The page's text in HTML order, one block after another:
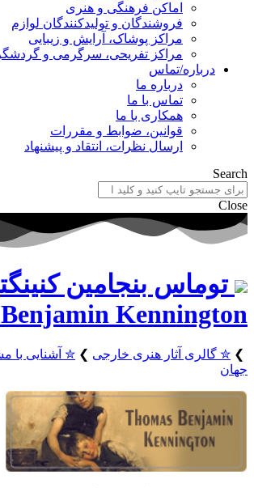
اماکن فرهنگی و هنری
فروشندگان و تولیدکنندگان لوازم
مراکز پوشاک، آرایش و زیبایی
مراکز تفریحی، سرگرمی و گردشگری
تماس
درباره ما
تماس با ما
همکاری با ما
قوانین، ضوابط و مقررات
ارسال نظرات، انتقاد و پیشنهاد
بنجامین کنینگتون
Benjamin
آثار هنری خارجی ❯ ✮ آشنایی با مشاهیر